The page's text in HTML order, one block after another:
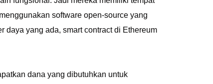
software open-source yang
daya yang ada, smart contract di Ethereum
dana yang dibutuhkan untuk